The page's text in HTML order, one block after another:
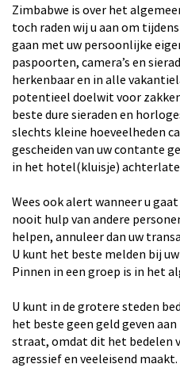
Zimbabwe is over het
toch raden wij u aan om
gaan met uw persoonlijke
paspoorten, camera’s en
herkenbaar en in alle
potentieel doelwit voor
beste dure sieraden en
slechts kleine hoeveelheden
gescheiden van uw contante
in het hotel(kluisje)
Wees ook alert wanneer u
nooit hulp van andere
helpen, annuleer dan uw
U kunt het beste melden bij
Pinnen in een groep is in het
U kunt in de grotere steden
het beste geen geld geven
straat, omdat dit het bedelen
agressief en veeleisend maakt.